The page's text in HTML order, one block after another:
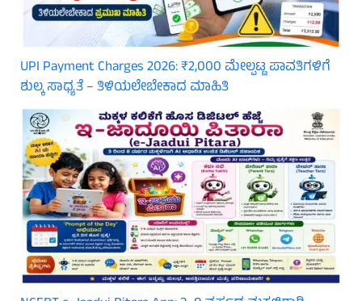
UPI Payment Charges 2026: ₹2,000 ಮೇಲ್ಪಟ್ಟ ಪಾವತಿಗಳಿಗೆ
ಶುಲ್ಕ ಸಾಧ್ಯತೆ – ತಿಳಿಯಲೇಬೇಕಾದ ಮಾಹಿತಿ